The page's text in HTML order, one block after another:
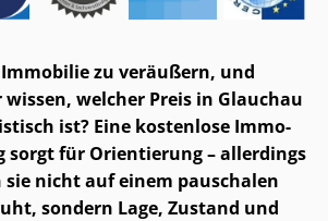
zu veräußern, und
welcher Preis in Glauchau
ist? Eine kostenlose Im­mo­
sorgt für Orientierung – allerdings
nicht auf einem pauschalen
sondern Lage, Zustand und